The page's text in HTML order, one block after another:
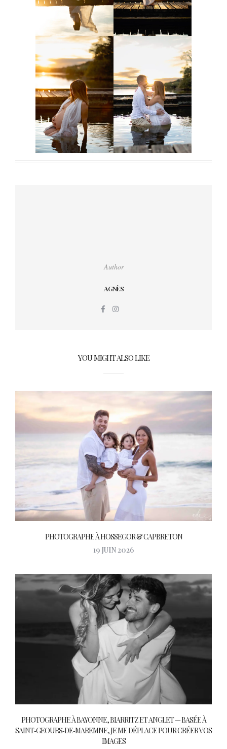
Author
AGNÈS
YOU MIGHT ALSO LIKE
PHOTOGRAPHE À HOSSEGOR & CAPBRETON
19 JUIN 2026
PHOTOGRAPHE À BAYONNE, BIARRITZ ET ANGLET — BASÉE À
SAINT‑GEOURS‑DE‑MAREMNE, JE ME DÉPLACE POUR CRÉER VOS
IMAGES